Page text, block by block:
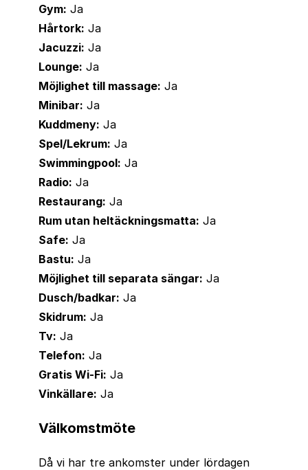
Gym: Ja
Hårtork: Ja
Jacuzzi: Ja
Lounge: Ja
Möjlighet till massage: Ja
Minibar: Ja
Kuddmeny: Ja
Spel/Lekrum: Ja
Swimmingpool: Ja
Radio: Ja
Restaurang: Ja
Rum utan heltäckningsmatta: Ja
Safe: Ja
Bastu: Ja
Möjlighet till separata sängar: Ja
Dusch/badkar: Ja
Skidrum: Ja
Tv: Ja
Telefon: Ja
Gratis Wi-Fi: Ja
Vinkällare: Ja
Välkomstmöte
Då vi har tre ankomster under lördagen